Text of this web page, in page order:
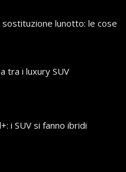
lunotto: le cose
tra i luxury SUV
i SUV si fanno ibridi